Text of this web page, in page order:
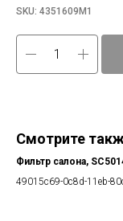
SKU: 4351609М1
Смотрите
Фильтр салона,
49015c69-0c8d-11eb-